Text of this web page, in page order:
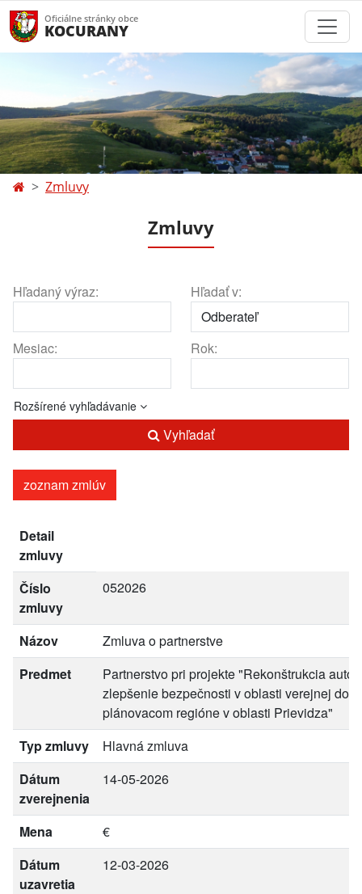
Oficiálne stránky obce
KOCURANY
Zmluvy
Zmluvy
Hľadaný výraz: Hľadať v:
Mesiac: Rok:
Rozšírené vyhľadávanie
Vyhľadať
zoznam zmlúv
Detail
zmluvy
Číslo
zmluvy
052026
Názov
Zmluva o partnerstve
Predmet
Partnerstvo pri projekte "Rekonštrukcia
zlepšenie bezpečnosti v oblasti verejnej
plánovacom regióne v oblasti Prievidza"
Typ zmluvy
Hlavná zmluva
Dátum
zverejnenia
14-05-2026
Mena
€
Dátum
uzavretia
12-03-2026